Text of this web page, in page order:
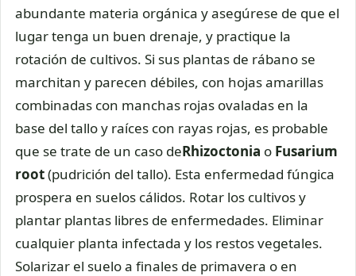
abundante materia orgánica y asegúrese de que el
lugar tenga un buen drenaje, y practique la
rotación de cultivos. Si sus plantas de rábano se
marchitan y parecen débiles, con hojas amarillas
combinadas con manchas rojas ovaladas en la
base del tallo y raíces con rayas rojas, es probable
que se trate de un caso deRhizoctonia o Fusarium
root(pudrición del tallo). Esta enfermedad fúngica
prospera en suelos cálidos. Rotar los cultivos y
plantar plantas libres de enfermedades. Eliminar
cualquier planta infectada y los restos vegetales.
Solarizar el suelo a finales de primavera o en